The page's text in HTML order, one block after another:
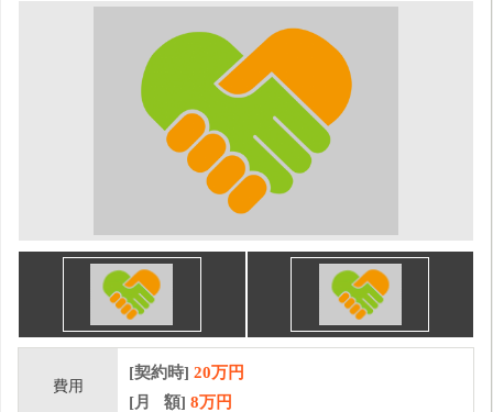
費用
[契約時] 20万円
[月 額] 8万円